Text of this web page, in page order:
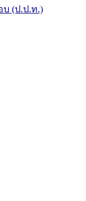
บ (ป.ป.ท.)